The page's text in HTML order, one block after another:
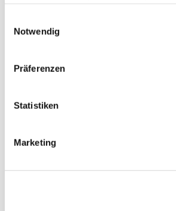
Notwendig
Präferenzen
Statistiken
Marketing
Ästhetik wieder, von modern und
Dachgärten sind ein privater
individuellen Bedürfnissen kreieren wir
Galerie Dachterrassen